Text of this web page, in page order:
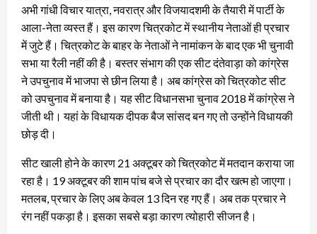
अभी गांधी विचार यात्रा, नवरात्र और विजयादशमी के तैयारी में पार्टी के
आला-नेता व्यस्त हैं। इस कारण चित्रकोट में स्थानीय नेताओं ही प्रचार
में जुटे हैं। चित्रकोट के बाहर के नेताओं ने नामांकन के बाद एक भी चुनावी
सभा या रैली नहीं की है। बस्तर संभाग की एक सीट दंतेवाड़ा को कांग्रेस
ने उपचुनाव में भाजपा से छीन लिया है। अब कांग्रेस को चित्रकोट सीट
को उपचुनाव में बनाया है। यह सीट विधानसभा चुनाव 2018 में कांग्रेस ने
जीती थी। यहां के विधायक दीपक बैज सांसद बन गए तो उन्होंने विधायकी
छोड़ दी।
सीट खाली होने के कारण 21 अक्टूबर को चित्रकोट में मतदान कराया जा
रहा है। 19 अक्टूबर की शाम पांच बजे से प्रचार का दौर खत्म हो जाएगा।
मतलब, प्रचार के लिए अब केवल 13 दिन रह गए हैं। अब तक प्रचार ने
रंग नहीं पकड़ा है। इसका सबसे बड़ा कारण त्योहारी सीजन है।